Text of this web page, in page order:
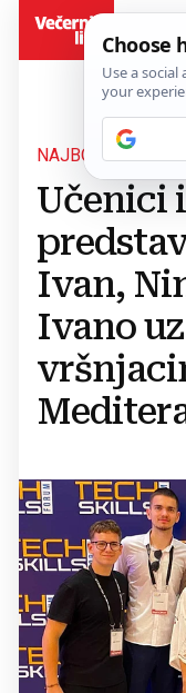
NAJBOLJI
Učenici
Ivan,
Ivano